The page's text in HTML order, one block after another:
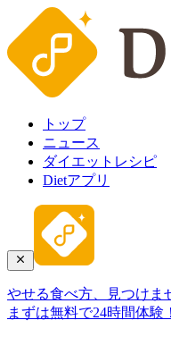
トップ
ニュース
ダイエットレシピ
Dietアプリ
やせる食べ方、見つけま
まずは無料で24時間体験！